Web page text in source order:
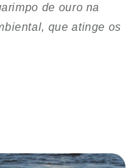
Na Linha
Segunda
de ouro na
que atinge os